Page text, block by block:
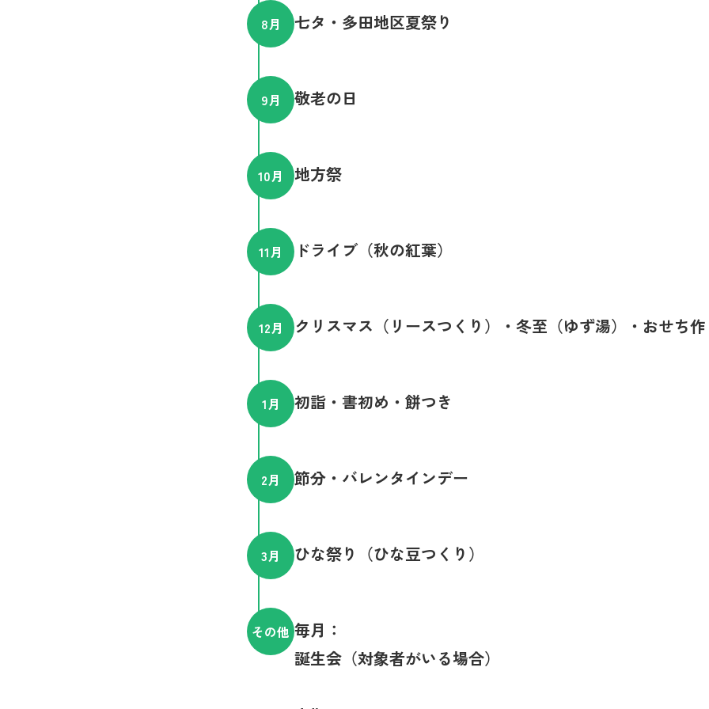
8月 七タ・多田地区夏祭り
9月 敬老の日
10月 地方祭
11月 ドライブ（秋の紅葉）
12月 クリスマス（リースつくり）・冬至（ゆず湯）・おせち
1月 初詣・書初め・餅つき
2月 節分・バレンタインデー
3月 ひな祭り（ひな豆つくり）
その他 毎月：
誕生会（対象者がいる場合）